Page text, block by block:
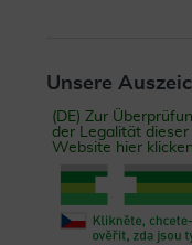
Unsere
(DE) Zur
der Legalität dieser
Website hier klicken